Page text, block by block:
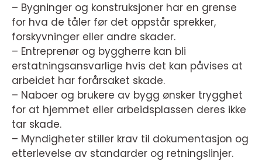
– Bygninger og konstruksjoner har en grense
for hva de tåler før det oppstår sprekker,
forskyvninger eller andre skader.
– Entreprenør og byggherre kan bli
erstatningsansvarlige hvis det kan påvises at
arbeidet har forårsaket skade.
– Naboer og brukere av bygg ønsker trygghet
for at hjemmet eller arbeidsplassen deres ikke
tar skade.
– Myndigheter stiller krav til dokumentasjon og
etterlevelse av standarder og retningslinjer.